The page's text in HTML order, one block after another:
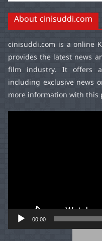
About cinisuddi.com
cinisuddi.com is a online
provides the latest news
film industry. It offers
including exclusive news
more information with this
00:00